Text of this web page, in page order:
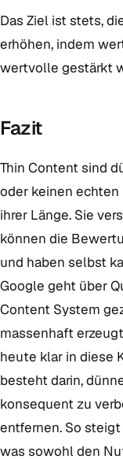
Das Ziel ist stets,
erhöhen, indem
wertvolle gestärkt
Fazit
Thin Content sind
oder keinen
ihrer Länge. Sie
können die
und haben selbst
Google geht über
Content System
massenhaft
heute klar in diese
besteht darin,
konsequent zu
entfernen. So
was sowohl den